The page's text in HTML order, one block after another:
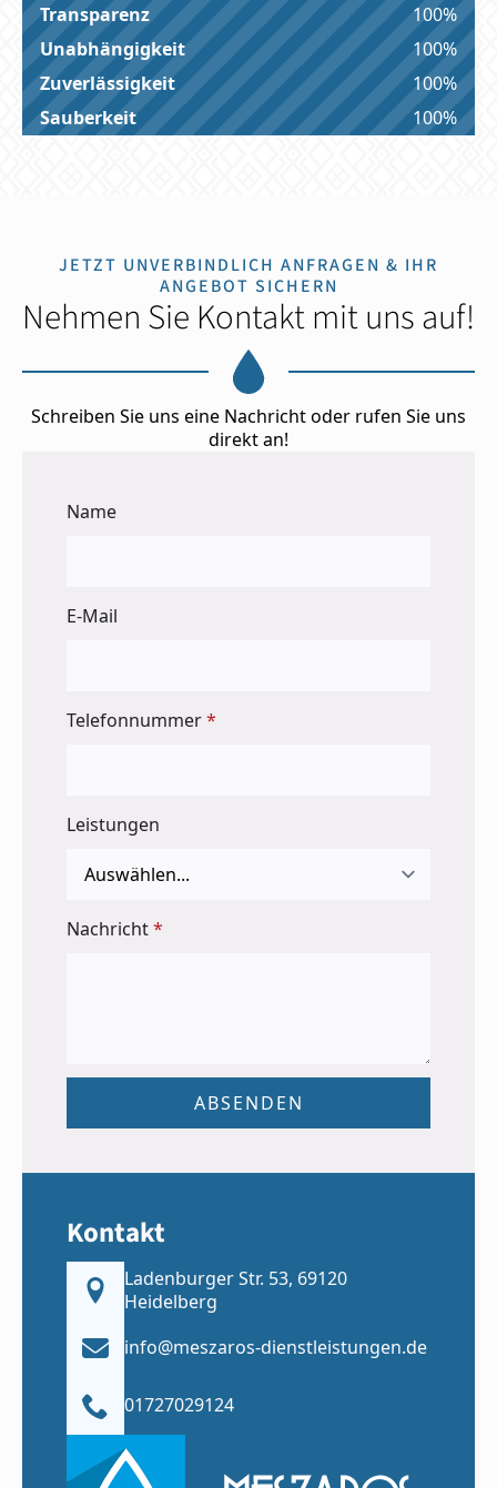
Transparenz
100%
Unabhängigkeit
100%
Zuverlässigkeit
100%
Sauberkeit
100%
JETZT UNVERBINDLICH ANFRAGEN & IHR
ANGEBOT SICHERN
Nehmen Sie Kontakt mit uns auf!
Schreiben Sie uns eine Nachricht oder rufen Sie uns
direkt an!
Kontakt
Ladenburger Str. 53, 69120
Heidelberg
info@meszaros-dienstleistungen.de
01727029124
Name
E-Mail
Telefonnummer*
Leistungen
Nachricht*
ABSENDEN